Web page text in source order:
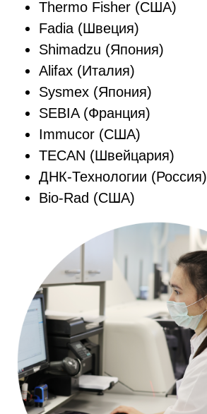
Thermo Fisher (США)
Fadia (Швеция)
Shimadzu (Япония)
Alifax (Италия)
Sysmex (Япония)
SEBIA (Франция)
Immucor (США)
TECAN (Швейцария)
ДНК-Технологии (Россия)
Bio-Rad (США)